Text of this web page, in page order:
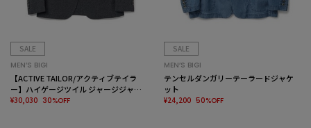
SALE
MEN’S BIGI
【ACTIVE TAILOR/アクティブテイラ
ー】ハイゲージツイル ジャージジャケ
ット＜防シワ性＞＜ストレッチ＞
¥30,030 30%OFF
SALE
MEN’S BIGI
テンセルダンガリーテーラードジャケ
ット
¥24,200 50%OFF